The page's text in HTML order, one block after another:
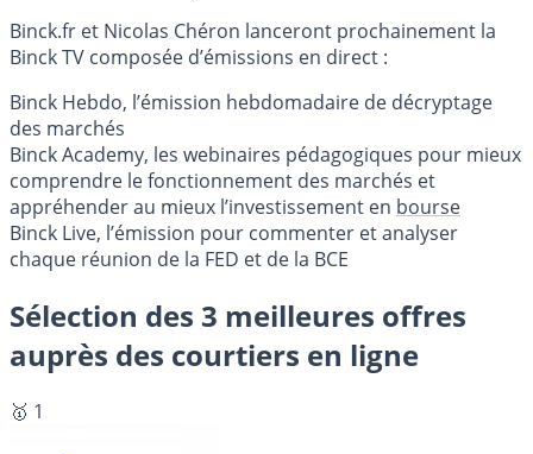
Binck.fr et Nicolas Chéron lanceront prochainement la
Binck TV composée d’émissions en direct :
Binck Hebdo, l’émission hebdomadaire de décryptage
des marchés
Binck Academy, les webinaires pédagogiques pour mieux
comprendre le fonctionnement des marchés et
appréhender au mieux l’investissement en bourse
Binck Live, l’émission pour commenter et analyser
chaque réunion de la FED et de la BCE
Sélection des 3 meilleures offres
auprès des courtiers en ligne
🥇 1